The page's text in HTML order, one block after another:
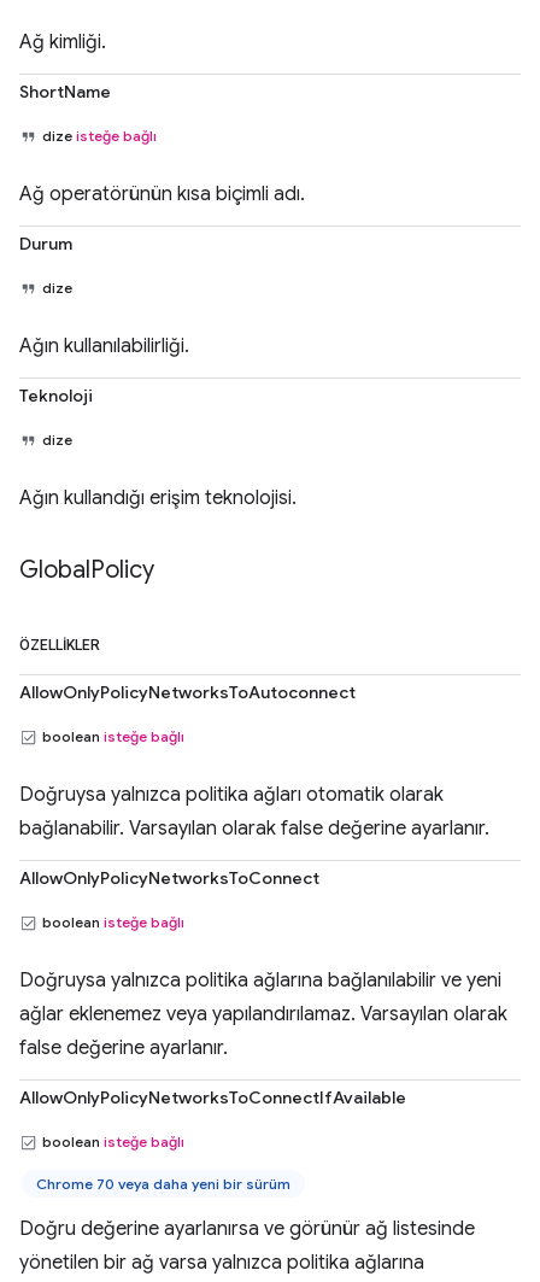
Ağ kimliği.
ShortName
dize isteğe bağlı
Ağ operatörünün kısa biçimli adı.
Durum
dize
Ağın kullanılabilirliği.
Teknoloji
dize
Ağın kullandığı erişim teknolojisi.
GlobalPolicy
ÖZELLIKLER
AllowOnlyPolicyNetworksToAutoconnect
boolean isteğe bağlı
Doğruysa yalnızca politika ağları otomatik olarak
bağlanabilir. Varsayılan olarak false değerine ayarlanır.
AllowOnlyPolicyNetworksToConnect
boolean isteğe bağlı
Doğruysa yalnızca politika ağlarına bağlanılabilir ve yeni
ağlar eklenemez veya yapılandırılamaz. Varsayılan olarak
false değerine ayarlanır.
AllowOnlyPolicyNetworksToConnectIfAvailable
boolean isteğe bağlı
Chrome 70 veya daha yeni bir sürüm
Doğru değerine ayarlanırsa ve görünür ağ listesinde
yönetilen bir ağ varsa yalnızca politika ağlarına